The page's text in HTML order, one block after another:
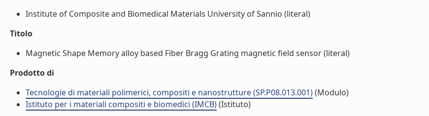
Institute of Composite and Biomedical Materials University of Sannio (literal)
Titolo
Magnetic Shape Memory alloy based Fiber Bragg Grating magnetic field sensor (literal)
Prodotto di
Tecnologie di materiali polimerici, compositi e nanostrutture (SP.P08.013.001)(Modulo)
Istituto per i materiali compositi e biomedici (IMCB)(Istituto)